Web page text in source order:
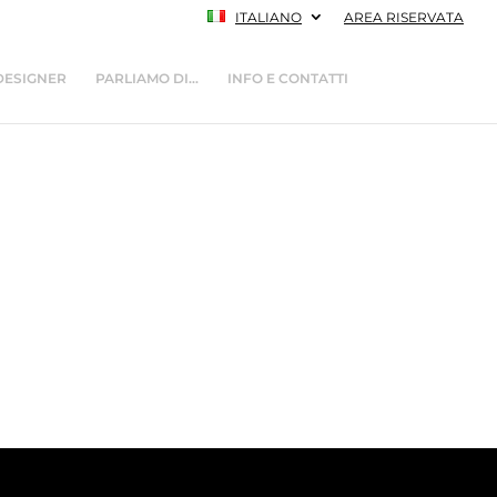
ITALIANO AREA RISERVATA
PARLIAMO DI… INFO E CONTATTI